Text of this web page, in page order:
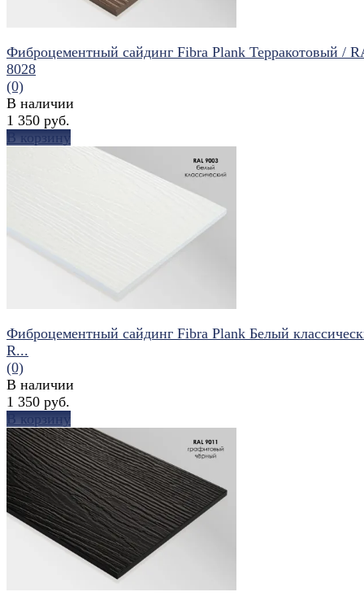
Фиброцементный сайдинг Fibra Plank Терракотовый /
8028
(0)
В наличии
1 350 руб.
В корзину
избранное сравнить
Фиброцементный сайдинг Fibra Plank Белый
R...
(0)
В наличии
1 350 руб.
В корзину